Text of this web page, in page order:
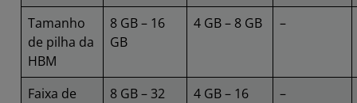
Tamanho
de pilha da
HBM
8 GB – 16
GB
4 GB – 8 GB –
Faixa de
8 GB – 32
4 GB – 16
–